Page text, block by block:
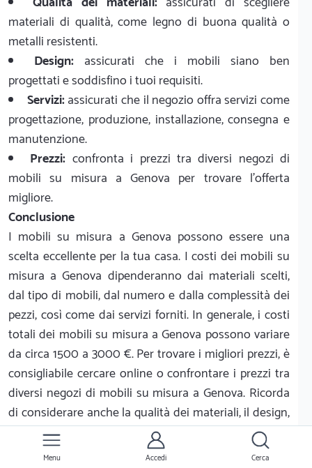
materiali di qualità, come legno di buona qualità o
metalli resistenti.
Design: assicurati che i mobili siano ben
progettati e soddisfino i tuoi requisiti.
Servizi:assicurati che il negozio offra servizi come
progettazione, produzione, installazione, consegna e
manutenzione.
Prezzi: confronta i prezzi tra diversi negozi di
mobili su misura a Genova per trovare l'offerta
migliore.
Conclusione
I mobili su misura a Genova possono essere una
scelta eccellente per la tua casa. I costi dei mobili su
misura a Genova dipenderanno dai materiali scelti,
dal tipo di mobili, dal numero e dalla complessità dei
pezzi, così come dai servizi forniti. In generale, i costi
totali dei mobili su misura a Genova possono variare
da circa 1500 a 3000 €. Per trovare i migliori prezzi, è
consigliabile cercare online o confrontare i prezzi tra
diversi negozi di mobili su misura a Genova. Ricorda
di considerare anche la qualità dei materiali, il design,
i servizi e i prezzi prima di acquistare i mobili su
misura.Menu Accedi Cerca